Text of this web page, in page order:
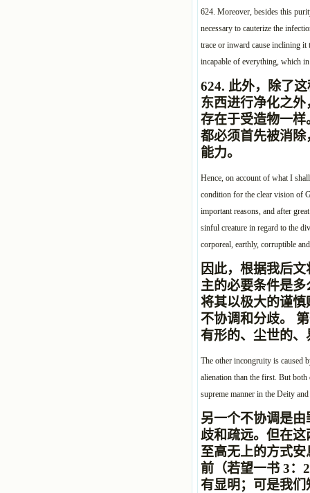
624. Moreover, besides this
necessary to cauterize the
trace or inward cause inclining
incapable of everything, which
624. 此外，除了
东西进行净化之
存在于受造物一
都必须首先被消
能力。
Hence, on account of what I
condition for the clear vision of
important reasons, and after
sinful creature in regard to the
corporeal, earthly, corruptible
因此，根据我后
主的必要条件是
将其以极大的谨
不协调和分歧。
有形的、尘世的
The other incongruity is caused
alienation than the first. But both
supreme manner in the Deity
另一个不协调是由
歧和疏远。但在这
至高无上的方式
前（若望一书 3：2
有显明；可是我